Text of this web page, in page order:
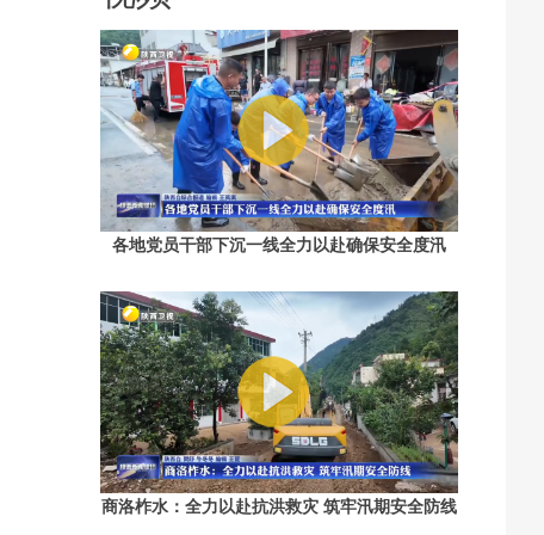
各地党员干部下沉一线全力以赴确保安全度汛
商洛柞水：全力以赴抗洪救灾 筑牢汛期安全防线